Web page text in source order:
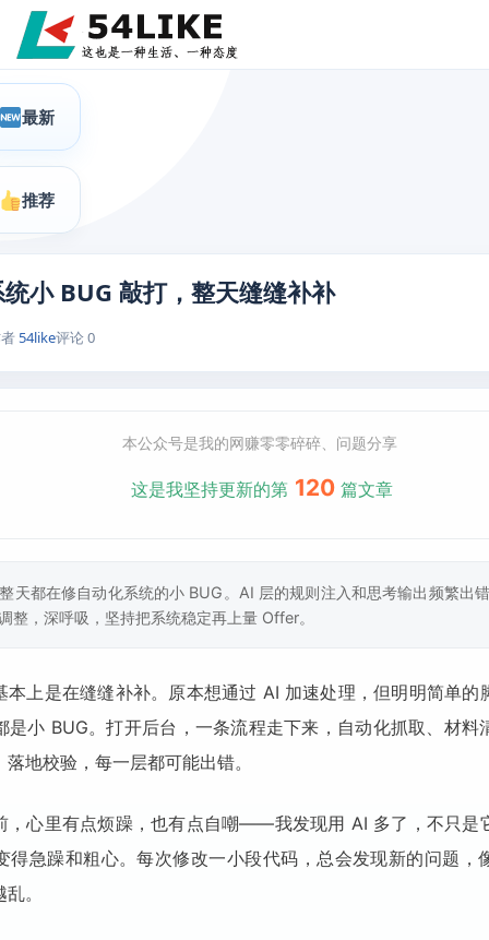
最新
推荐
小 BUG 敲打，整天缝缝补补
54like评论 0
本公众号是我的网赚零零碎碎、问题分享
这是我坚持更新的第 120 篇文章
天都在修自动化系统的小 BUG。AI 层的规则注入和思考输出频繁出
整，深呼吸，坚持把系统稳定再上量 Offer。
本上是在缝缝补补。原本想通过 AI 加速处理，但明明简单的
是小 BUG。打开后台，一条流程走下来，自动化抓取、材料
地校验，每一层都可能出错。
，心里有点烦躁，也有点自嘲——我发现用 AI 多了，不只是
得急躁和粗心。每次修改一小段代码，总会发现新的问题，
。